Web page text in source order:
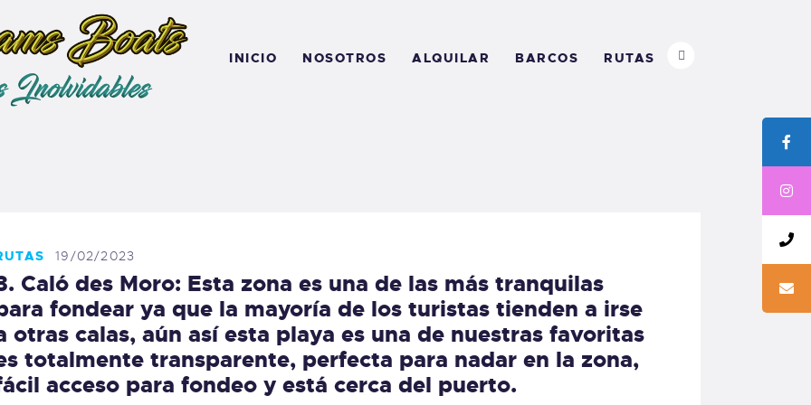
INICIO NOSOTROS ALQUILAR BARCOS RUTAS
19/02/2023
Caló des Moro: Esta zona es una de las más tranquilas
fondear ya que la mayoría de los turistas tienden a irse
otras calas, aún así esta playa es una de nuestras favoritas
totalmente transparente, perfecta para nadar en la zona,
acceso para fondeo y está cerca del puerto.